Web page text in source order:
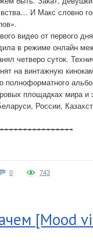
И Макс словно
видео от первого
в режиме онлайн
четверо суток.
на винтажную
полноформатного
площадках мира и
России,
0 743
[Mood